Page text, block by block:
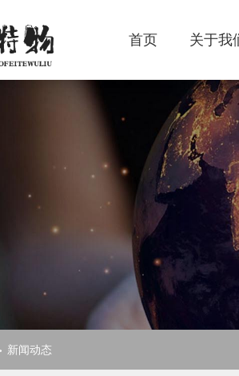
首页 关于我
新闻动态